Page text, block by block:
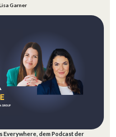
Garner
Everywhere, dem Podcast der